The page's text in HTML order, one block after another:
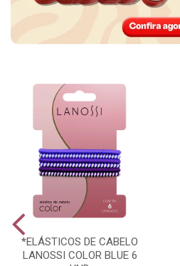
*ELÁSTICOS DE CABELO
LANOSSI COLOR BLUE 6